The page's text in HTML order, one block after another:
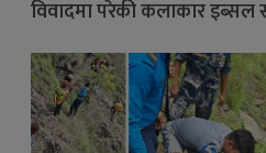
विवादमा परेकी कलाकार इब्सल